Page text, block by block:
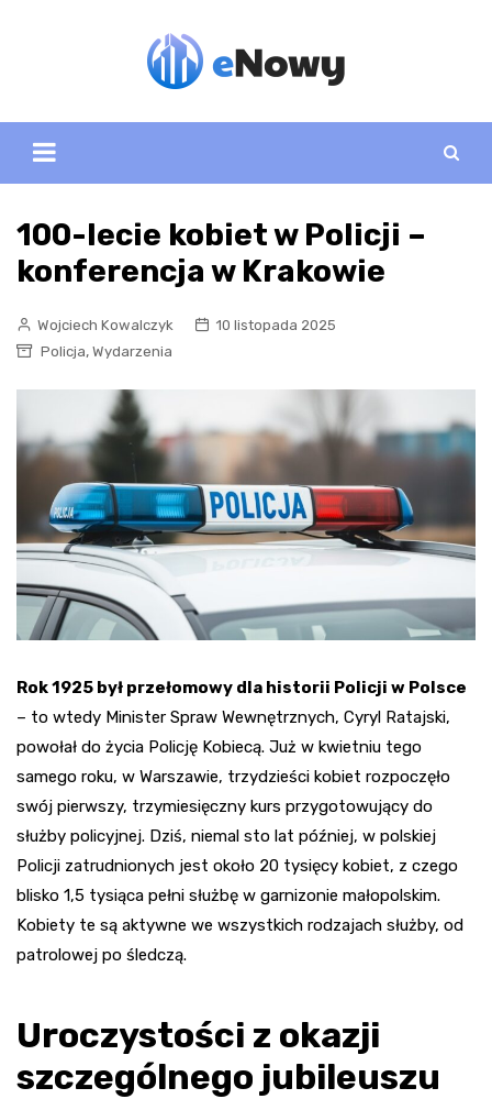
100-lecie kobiet w Policji –
konferencja w Krakowie
Wojciech Kowalczyk
10 listopada 2025
Policja, Wydarzenia
Rok 1925 był przełomowy dla historii Policji w Polsce
– to wtedy Minister Spraw Wewnętrznych, Cyryl Ratajski,
powołał do życia Policję Kobiecą. Już w kwietniu tego
samego roku, w Warszawie, trzydzieści kobiet rozpoczęło
swój pierwszy, trzymiesięczny kurs przygotowujący do
służby policyjnej. Dziś, niemal sto lat później, w polskiej
Policji zatrudnionych jest około 20 tysięcy kobiet, z czego
blisko 1,5 tysiąca pełni służbę w garnizonie małopolskim.
Kobiety te są aktywne we wszystkich rodzajach służby, od
patrolowej po śledczą.
Uroczystości z okazji
szczególnego jubileuszu